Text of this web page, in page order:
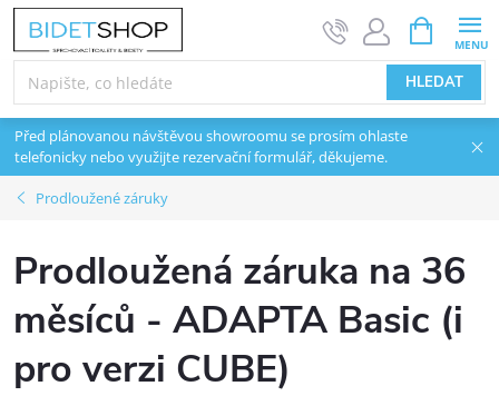
Přejít na obsah
HLEDAT
Před plánovanou návštěvou showroomu se prosím ohlaste
telefonicky nebo využijte rezervační formulář, děkujeme.
Prodloužené záruky
Prodloužená záruka na 36
měsíců - ADAPTA Basic (i
pro verzi CUBE)